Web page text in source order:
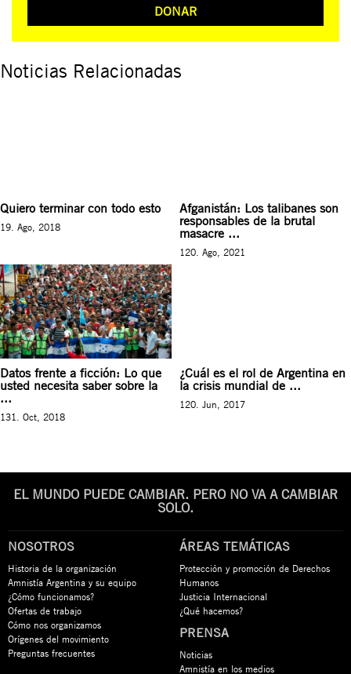
DONAR
Noticias Relacionadas
Quiero terminar con todo esto
19. Ago, 2018
Afganistán: Los talibanes son
responsables de la brutal
masacre ...
120. Ago, 2021
Datos frente a ficción: Lo que
usted necesita saber sobre la
...
131. Oct, 2018
¿Cuál es el rol de Argentina en
la crisis mundial de ...
120. Jun, 2017
EL MUNDO PUEDE CAMBIAR. PERO NO VA A CAMBIAR
SOLO.
NOSOTROS
Historia de la organización
Amnistía Argentina y su equipo
¿Cómo funcionamos?
Ofertas de trabajo
Cómo nos organizamos
Orígenes del movimiento
Preguntas frecuentes
ÁREAS TEMÁTICAS
Protección y promoción de Derechos
Humanos
Justicia Internacional
¿Qué hacemos?
PRENSA
Noticias
Amnistía en los medios